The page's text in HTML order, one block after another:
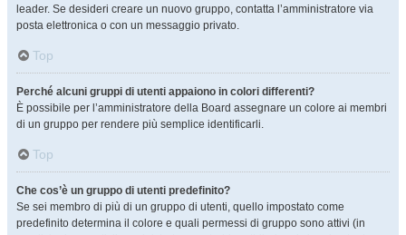
leader. Se desideri creare un nuovo gruppo, contatta l’amministratore via
posta elettronica o con un messaggio privato.
Top
Perché alcuni gruppi di utenti appaiono in colori differenti?
È possibile per l’amministratore della Board assegnare un colore ai membri
di un gruppo per rendere più semplice identificarli.
Top
Che cos’è un gruppo di utenti predefinito?
Se sei membro di più di un gruppo di utenti, quello impostato come
predefinito determina il colore e quali permessi di gruppo sono attivi (in